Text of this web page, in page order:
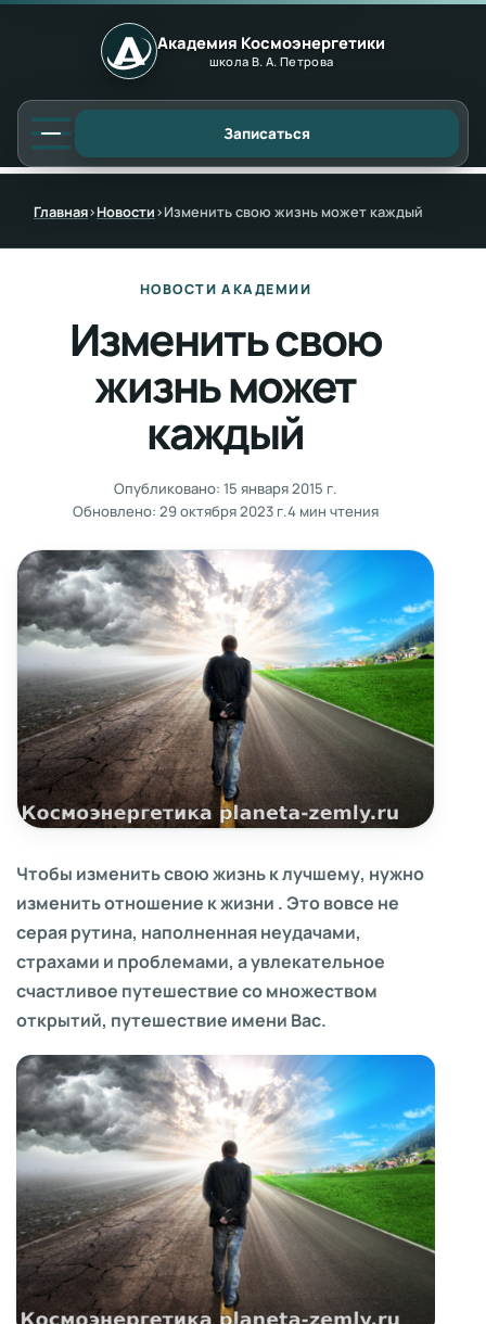
Академия Космоэнергетики
школа В. А. Петрова
Записаться
Главная›Новости›Изменить свою жизнь может каждый
НОВОСТИ АКАДЕМИИ
Изменить свою
жизнь может
каждый
Опубликовано: 15 января 2015 г.
Обновлено: 29 октября 2023 г.4 мин чтения
Чтобы изменить свою жизнь к лучшему, нужно
изменить отношение к жизни . Это вовсе не
серая рутина, наполненная неудачами,
страхами и проблемами, а увлекательное
счастливое путешествие со множеством
открытий, путешествие имени Вас.